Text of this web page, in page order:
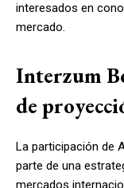
interesados en
mercado.
Interzum
de
La participación de
parte de una
mercados